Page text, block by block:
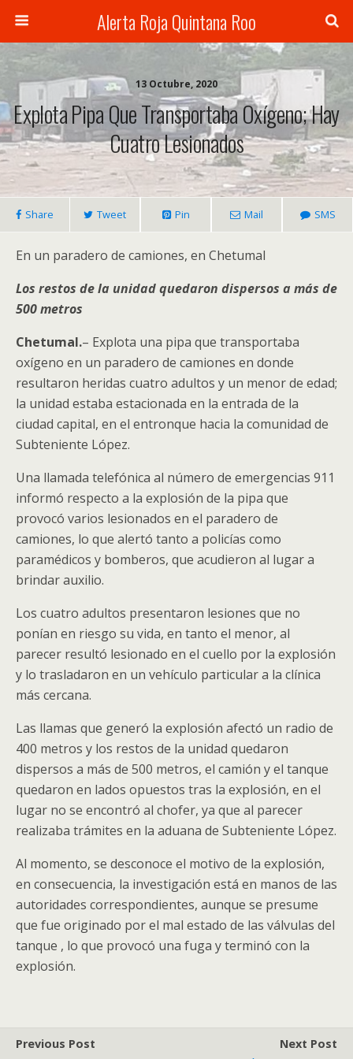
Alerta Roja Quintana Roo
13 Octubre, 2020
Explota Pipa Que Transportaba Oxígeno; Hay
Cuatro Lesionados
Share Tweet Pin Mail SMS
En un paradero de camiones, en Chetumal
Los restos de la unidad quedaron dispersos a más de
500 metros
Chetumal.– Explota una pipa que transportaba
oxígeno en un paradero de camiones en donde
resultaron heridas cuatro adultos y un menor de edad;
la unidad estaba estacionada en la entrada de la
ciudad capital, en el entronque hacia la comunidad de
Subteniente López.
Una llamada telefónica al número de emergencias 911
informó respecto a la explosión de la pipa que
provocó varios lesionados en el paradero de
camiones, lo que alertó tanto a policías como
paramédicos y bomberos, que acudieron al lugar a
brindar auxilio.
Los cuatro adultos presentaron lesiones que no
ponían en riesgo su vida, en tanto el menor, al
parecer resultó lesionado en el cuello por la explosión
y lo trasladaron en un vehículo particular a la clínica
más cercana.
Las llamas que generó la explosión afectó un radio de
400 metros y los restos de la unidad quedaron
dispersos a más de 500 metros, el camión y el tanque
quedaron en lados opuestos tras la explosión, en el
lugar no se encontró al chofer, ya que al parecer
realizaba trámites en la aduana de Subteniente López.
Al momento, se desconoce el motivo de la explosión,
en consecuencia, la investigación está en manos de las
autoridades correspondientes, aunque se presume
que fue originado por el mal estado de las válvulas del
tanque , lo que provocó una fuga y terminó con la
explosión.
Previous Post
Next Post